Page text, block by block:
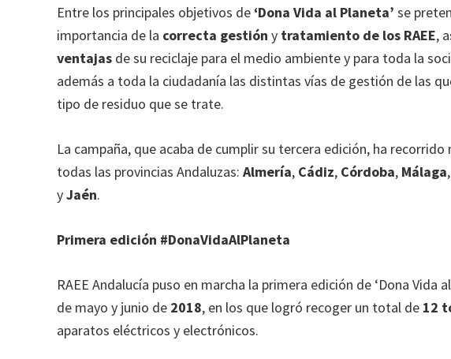
Entre los principales objetivos de ‘Dona Vida al Planeta’ se
importancia de la correcta gestión y tratamiento de los RAEE,
ventajas de su reciclaje para el medio ambiente y para toda la
además a toda la ciudadanía las distintas vías de gestión de las
tipo de residuo que se trate.
La campaña, que acaba de cumplir su tercera edición, ha
todas las provincias Andaluzas: Almería, Cádiz, Córdoba, Málaga,
yJaén.
Primera edición #DonaVidaAlPlaneta
RAEE Andalucía puso en marcha la primera edición de ‘Dona Vida
de mayo y junio de 2018, en los que logró recoger un total de 12
aparatos eléctricos y electrónicos.